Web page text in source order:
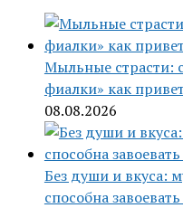
Мыльные страсти:
фиалки» как
08.08.2026
Без души и вкуса:
способна